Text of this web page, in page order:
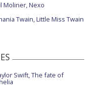
Moliner, Nexo
Twain, Little Miss Twain
Swift, The fate of